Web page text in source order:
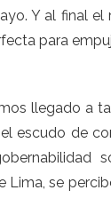
Y al final el
para
llegado a
escudo de
Lima, se